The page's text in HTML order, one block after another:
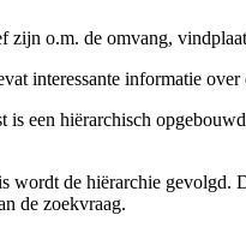
zijn o.m. de omvang,
interessante informatie
is een hiërarchisch
wordt de hiërarchie gevolgd.
de zoekvraag.